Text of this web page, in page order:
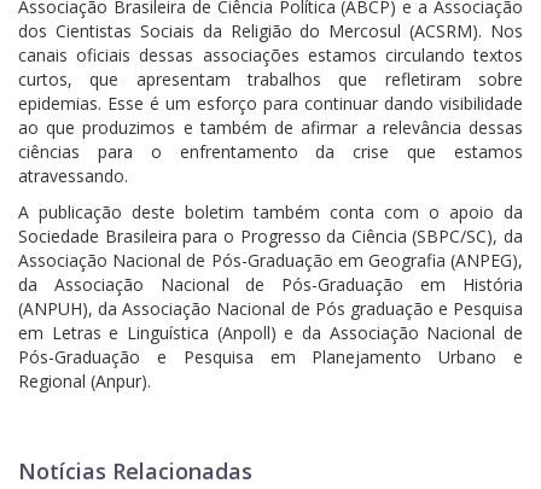
Associação Brasileira de Ciência Política (ABCP) e a Associação
dos Cientistas Sociais da Religião do Mercosul (ACSRM). Nos
canais oficiais dessas associações estamos circulando textos
curtos, que apresentam trabalhos que refletiram sobre
epidemias. Esse é um esforço para continuar dando visibilidade
ao que produzimos e também de afirmar a relevância dessas
ciências para o enfrentamento da crise que estamos
atravessando.
A publicação deste boletim também conta com o apoio da
Sociedade Brasileira para o Progresso da Ciência (SBPC/SC), da
Associação Nacional de Pós-Graduação em Geografia (ANPEG),
da Associação Nacional de Pós-Graduação em História
(ANPUH), da Associação Nacional de Pós graduação e Pesquisa
em Letras e Linguística (Anpoll) e da Associação Nacional de
Pós-Graduação e Pesquisa em Planejamento Urbano e
Regional (Anpur).
Notícias Relacionadas